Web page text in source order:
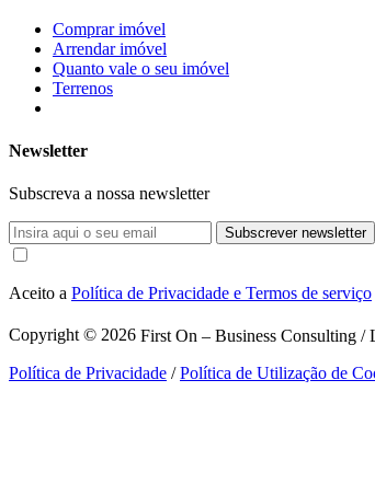
Comprar imóvel
Arrendar imóvel
Quanto vale o seu imóvel
Terrenos
Newsletter
Subscreva a nossa newsletter
Subscrever newsletter
Aceito a Política de Privacidade e Termos de serviço
Copyright © 2026 First On – Business Consulting /
Política de Privacidade /Política de Utilização de